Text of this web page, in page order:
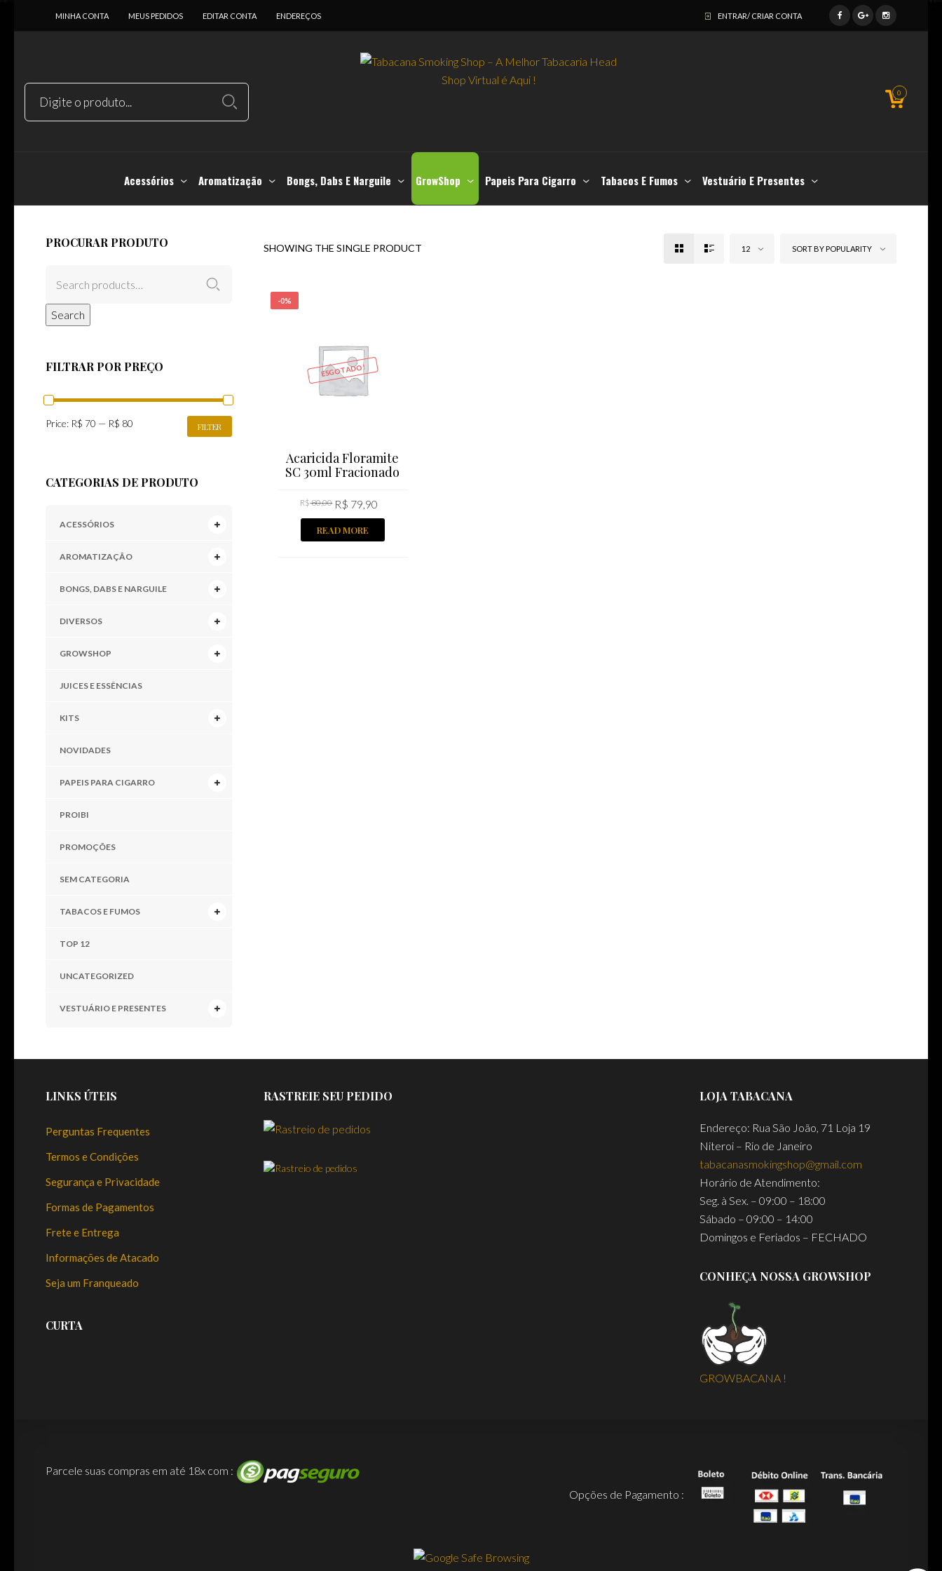
MINHA CONTA MEUS PEDIDOS EDITAR CONTA ENDEREÇOS ENTRAR/ CRIAR CONTA
0
Acessórios Aromatização Bongs, Dabs E Narguile GrowShop Papeis Para Cigarro Tabacos E Fumos Vestuário E Presentes
PROCURAR PRODUTO
Search
FILTRAR POR PREÇO
MIN
MAX
FILTER
Price: R$ 70 — R$ 80
CATEGORIAS DE PRODUTO
ACESSÓRIOS
AROMATIZAÇÃO
BONGS, DABS E NARGUILE
DIVERSOS
GROWSHOP
JUICES E ESSÊNCIAS
KITS
NOVIDADES
PAPEIS PARA CIGARRO
PROIBI
PROMOÇÕES
SEM CATEGORIA
TABACOS E FUMOS
TOP 12
UNCATEGORIZED
VESTUÁRIO E PRESENTES
SHOWING THE SINGLE PRODUCT 12 SORT BY POPULARITY
-0%
ESGOTADO!
Acaricida Floramite
SC 30ml Fracionado
R$80,00 R$ 79,90
READ MORE
LINKS ÚTEIS
Perguntas Frequentes
Termos e Condições
Segurança e Privacidade
Formas de Pagamentos
Frete e Entrega
Informações de Atacado
Seja um Franqueado
CURTA
RASTREIE SEU PEDIDO LOJA TABACANA
Endereço: Rua São João, 71 Loja 19
Niteroi – Rio de Janeiro
tabacanasmokingshop@gmail.com
Horário de Atendimento:
Seg. à Sex. – 09:00 – 18:00
Sábado – 09:00 – 14:00
Domingos e Feriados – FECHADO
CONHEÇA NOSSA GROWSHOP
GROWBACANA !
Parcele suas compras em até 18x com :
Opções de Pagamento :